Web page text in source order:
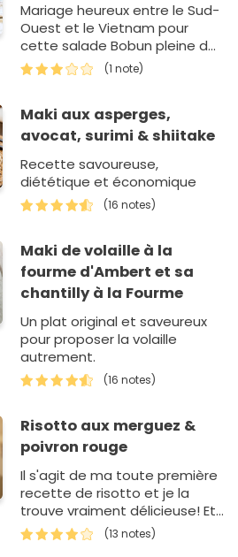
Mariage heureux entre le Sud-
Ouest et le Vietnam pour
cette salade Bobun pleine de
saveurs !
(1 note)
Maki aux asperges,
avocat, surimi & shiitake
Recette savoureuse,
diététique et économique
(16 notes)
Maki de volaille à la
fourme d'Ambert et sa
chantilly à la Fourme
Un plat original et saveureux
pour proposer la volaille
autrement.
(16 notes)
Risotto aux merguez &
poivron rouge
Il s'agit de ma toute première
recette de risotto et je la
trouve vraiment délicieuse! Et
je ne suis pas la seule ! J'ai
d'ailleurs un peu modifi&eacu…
(13 notes)